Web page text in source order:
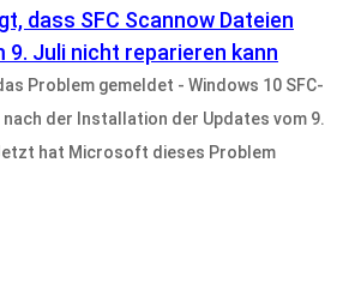
dass SFC Scannow Dateien
9. Juli nicht reparieren kann
Problem gemeldet - Windows 10 SFC-
nach der Installation der Updates vom 9.
hat Microsoft dieses Problem